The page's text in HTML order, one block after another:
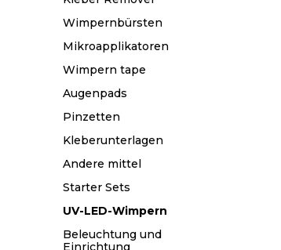
Wimpernbürsten
Mikroapplikatoren
Wimpern tape
Augenpads
Pinzetten
Kleberunterlagen
Andere mittel
Starter Sets
UV-LED-Wimpern
Beleuchtung und
Einrichtung